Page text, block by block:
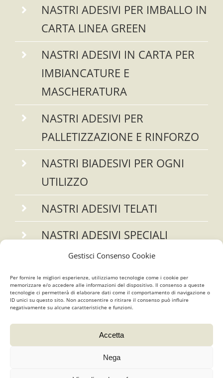
Gestisci Consenso Cookie
Per fornire le migliori esperienze, utilizziamo tecnologie come i cookie per
memorizzare e/o accedere alle informazioni del dispositivo. Il consenso a queste
tecnologie ci permetterà di elaborare dati come il comportamento di navigazione o
ID unici su questo sito. Non acconsentire o ritirare il consenso può influire
negativamente su alcune caratteristiche e funzioni.
Accetta
Nega
NASTRI ADESIVI PER IMBALLO IN
CARTA LINEA GREEN
NASTRI ADESIVI IN CARTA PER
IMBIANCATURE E
MASCHERATURA
NASTRI ADESIVI PER
PALLETIZZAZIONE E RINFORZO
NASTRI BIADESIVI PER OGNI
UTILIZZO
NASTRI ADESIVI TELATI
NASTRI ADESIVI SPECIALI
NASTRI ADESIVI SEGNALETICI
NASTRI ADESIVI SEGNALETICI
RIFRANGENTI
© Copyright 2025 E.B.A.C. S.A.S. Di Buttironi Barbara | Via Serio
10, 24020 Casnigo (BG) | Tel (+39) 035 724265 | Mail
commerciale@ebac.it